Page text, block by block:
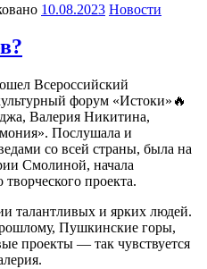
10.08.2023 Новости
Всероссийский
форум «Истоки»🔥
Валерия Никитина,
Послушала и
со всей страны, была на
Смолиной, начала
творческого проекта.
талантливых и ярких людей.
Пушкинские горы,
проекты — так чувствуется